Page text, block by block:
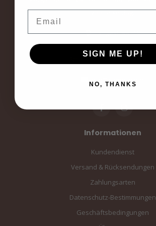
voor elke dag.
Langestraat 19
3811AA Amersfoort
Amersfoort, the Netherlands
info@sampiace.nl
Informationen
Kundendienst
Versand & Rücksendungen
Zahlungsarten
Datenschutz-Bestimmungen
Geschäftsbedingungen
SIGN ME UP!
NO, THANKS